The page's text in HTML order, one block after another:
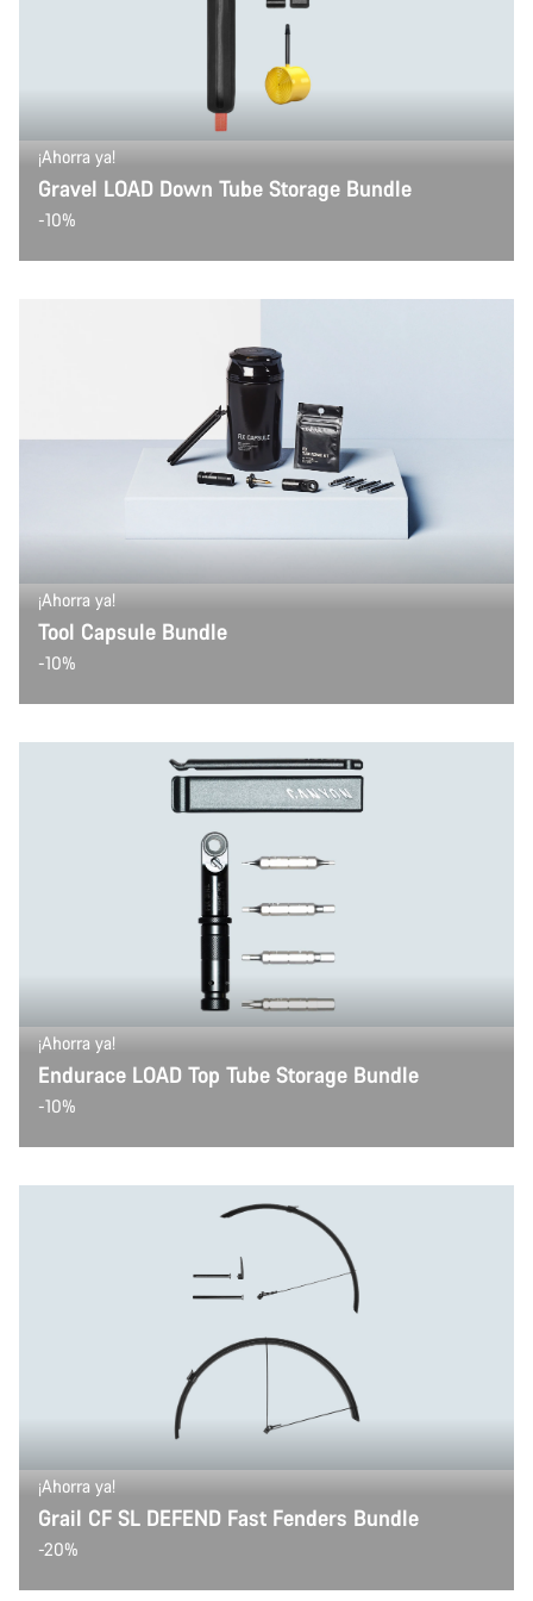
¡Ahorra ya!
Gravel LOAD Down Tube Storage Bundle
-10%
¡Ahorra ya!
Tool Capsule Bundle
-10%
¡Ahorra ya!
Endurace LOAD Top Tube Storage Bundle
-10%
¡Ahorra ya!
Grail CF SL DEFEND Fast Fenders Bundle
-20%